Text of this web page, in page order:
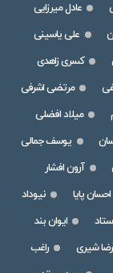
عادل میرزایی
علی یاسینی
کسری زاهدی
مرتضی اشرفی
میلاد افضلی
یوسف جمالی
آرون افشار
احسان پایا
نیوداد
ایوان بند
رضا شیری
راغب